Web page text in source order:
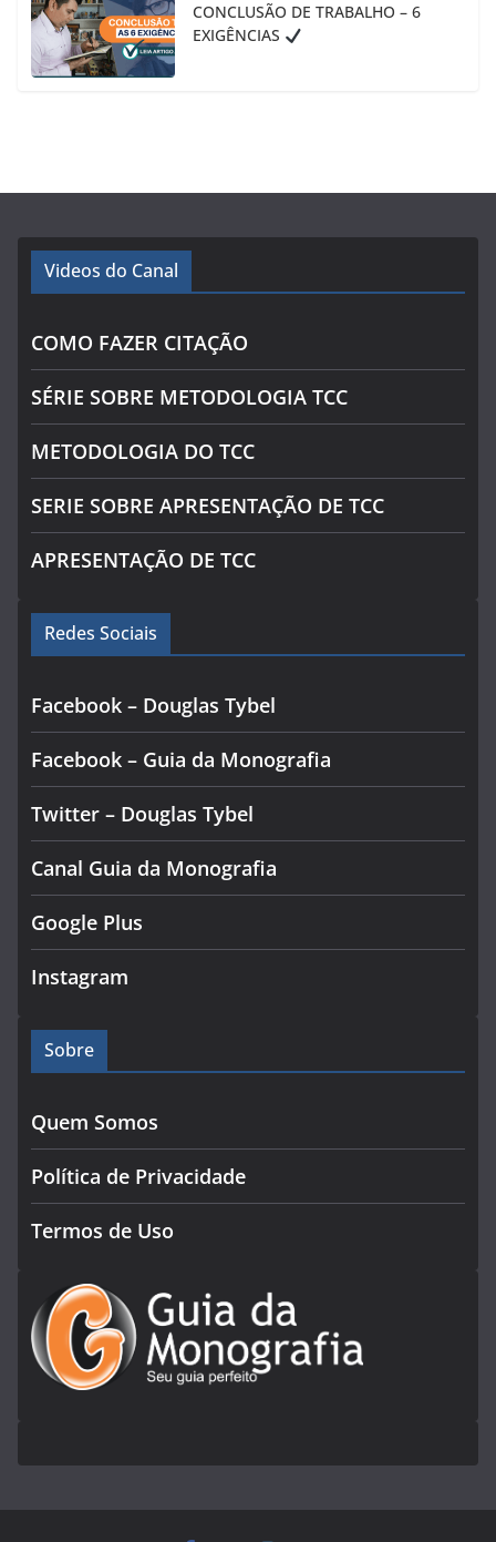
CONCLUSÃO DE TRABALHO – 6
EXIGÊNCIAS
Videos do Canal
COMO FAZER CITAÇÃO
SÉRIE SOBRE METODOLOGIA TCC
METODOLOGIA DO TCC
SERIE SOBRE APRESENTAÇÃO DE TCC
APRESENTAÇÃO DE TCC
Redes Sociais
Facebook – Douglas Tybel
Facebook – Guia da Monografia
Twitter – Douglas Tybel
Canal Guia da Monografia
Google Plus
Instagram
Sobre
Quem Somos
Política de Privacidade
Termos de Uso